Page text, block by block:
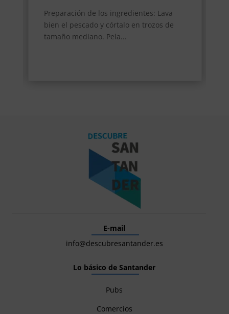
Preparación de los ingredientes: Lava
bien el pescado y córtalo en trozos de
tamaño mediano. Pela...
E-mail
info@descubresantander.es
Lo básico de Santander
Pubs
Comercios